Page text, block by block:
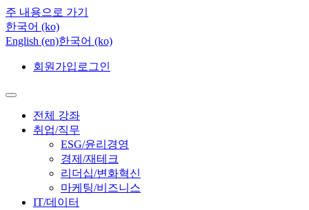
주 내용으로 가기
한국어 ‎(ko)‎
English ‎(en)‎한국어 ‎(ko)‎
회원가입 로그인
전체 강좌
취업/직무
ESG/윤리경영
경제/재테크
리더십/변화혁신
마케팅/비즈니스
IT/데이터